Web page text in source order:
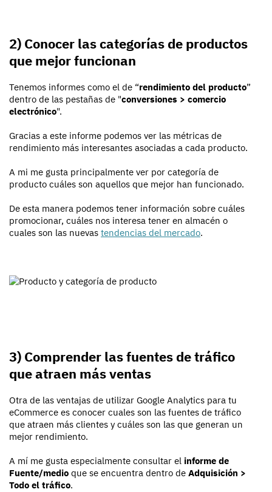
2) Conocer las categorías de productos
que mejor funcionan
Tenemos informes como el de “rendimiento del producto”
dentro de las pestañas de "conversiones > comercio
electrónico".
Gracias a este informe podemos ver las métricas de
rendimiento más interesantes asociadas a cada producto.
A mi me gusta principalmente ver por categoría de
producto cuáles son aquellos que mejor han funcionado.
De esta manera podemos tener información sobre cuáles
promocionar, cuáles nos interesa tener en almacén o
cuales son las nuevas tendencias del mercado.
3) Comprender las fuentes de tráfico
que atraen más ventas
Otra de las ventajas de utilizar Google Analytics para tu
eCommerce es conocer cuales son las fuentes de tráfico
que atraen más clientes y cuáles son las que generan un
mejor rendimiento.
A mí me gusta especialmente consultar el informe de
Fuente/medio que se encuentra dentro de Adquisición >
Todo el tráfico.